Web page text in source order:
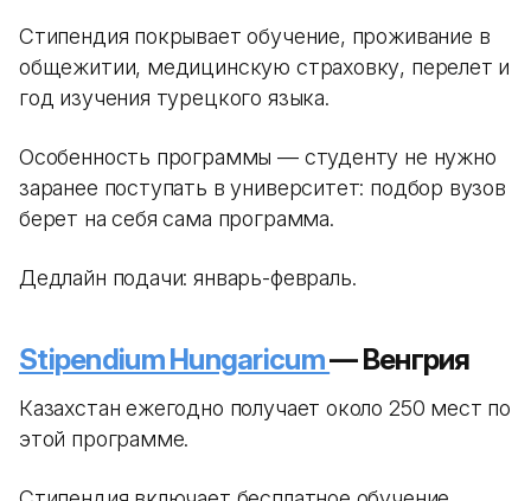
Стипендия покрывает обучение, проживание в
общежитии, медицинскую страховку, перелет и
год изучения турецкого языка.
Особенность программы — студенту не нужно
заранее поступать в университет: подбор вузов
берет на себя сама программа.
Дедлайн подачи: январь-февраль.
Stipendium Hungaricum— Венгрия
Казахстан ежегодно получает около 250 мест по
этой программе.